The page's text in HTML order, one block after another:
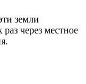
земли
через местное